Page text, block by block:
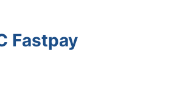
Fastpay